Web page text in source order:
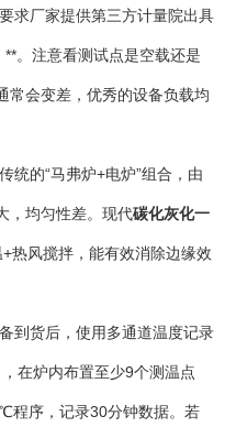
要求厂家提供第三方计量院出具
。注意看测试点是空载还是
常会变差，优秀的设备负载均
传统的“马弗炉+电炉”组合，由
，均匀性差。现代碳化灰化一
热风搅拌，能有效消除边缘效
备到货后，使用多通道温度记录
在炉内布置至少9个测温点
程序，记录30分钟数据。若